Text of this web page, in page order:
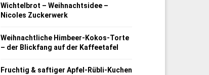
Wichtelbrot – Weihnachtsidee –
Nicoles Zuckerwerk
Weihnachtliche Himbeer-Kokos-Torte
– der Blickfang auf der Kaffeetafel
Fruchtig & saftiger Apfel-Rübli-Kuchen